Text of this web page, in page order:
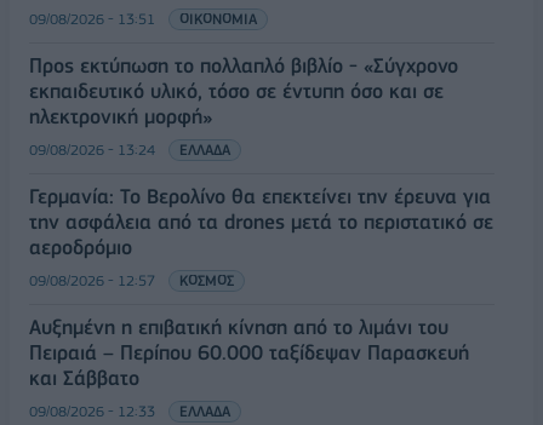
09/08/2026 - 13:51 ΟΙΚΟΝΟΜΙΑ
Προς εκτύπωση το πολλαπλό βιβλίο - «Σύγχρονο
εκπαιδευτικό υλικό, τόσο σε έντυπη όσο και σε
ηλεκτρονική μορφή»
09/08/2026 - 13:24 ΕΛΛΑΔΑ
Γερμανία: Το Βερολίνο θα επεκτείνει την έρευνα για
την ασφάλεια από τα drones μετά το περιστατικό σε
αεροδρόμιο
09/08/2026 - 12:57 ΚΟΣΜΟΣ
Αυξημένη η επιβατική κίνηση από το λιμάνι του
Πειραιά – Περίπου 60.000 ταξίδεψαν Παρασκευή
και Σάββατο
09/08/2026 - 12:33 ΕΛΛΑΔΑ